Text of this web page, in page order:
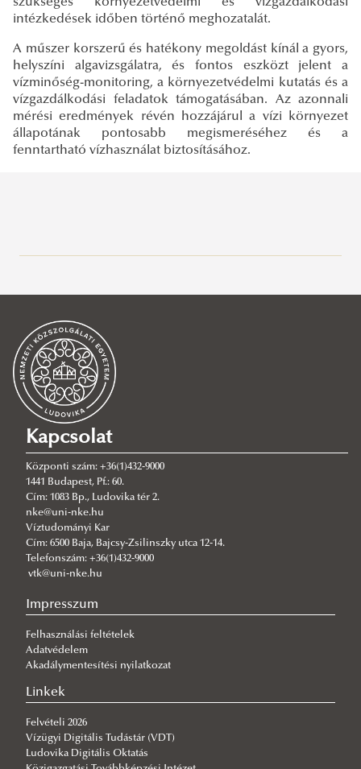
PLANET EXPO 2026
Kutatási területek
Brossúrák
Képzéseink
Kiállított eszközeink
EXO2 multiparaméteres vízminőségmérő szonda
BentoTorch hordozható algamérő műszer
Subtop USV autonóm felszíni drón ADCP
mérőrendszerrel
FIFISH V6 Expert vízalatti drón
EDS® Water Management System
Hullámtéri Kutatóműhely
Kutatási terv és célrendszer
Együttműködési területek
Munkatársak
Országos szakmai konferenciák
Szennyvizek öntözési célú hasznosítása Konferencia
Meghívó
Hullámtéri Konferencia - Vízügyi Ágazati Továbbképzés
Állásfoglalás
Program
Országos Települési Csapadékvíz-gazdálkodási
Konferencia
36. OTDK Műszaki Tudományi Szekció 2023
Szakmai rendezvények
Kutatók Éjszakája 2025
Kutatók Éjszakája 2024
Faculty of Water Sciences
Brochures
szükséges környezetvédelmi és vízgazdálkodási
intézkedések időben történő meghozatalát.
A műszer korszerű és hatékony megoldást kínál a gyors,
helyszíni algavizsgálatra, és fontos eszközt jelent a
vízminőség-monitoring, a környezetvédelmi kutatás és a
vízgazdálkodási feladatok támogatásában. Az azonnali
mérési eredmények révén hozzájárul a vízi környezet
állapotának pontosabb megismeréséhez és a
fenntartható vízhasználat biztosításához.
Kapcsolat
Központi szám: +36(1)432-9000
1441 Budapest, Pf.: 60.
Cím: 1083 Bp., Ludovika tér 2.
nke@uni-nke.hu
Víztudományi Kar
Cím: 6500 Baja, Bajcsy-Zsilinszky utca 12-14.
Telefonszám: +36(1)432-9000
vtk@uni-nke.hu
Impresszum
Felhasználási feltételek
Adatvédelem
Akadálymentesítési nyilatkozat
Linkek
Felvételi 2026
Vízügyi Digitális Tudástár (VDT)
Ludovika Digitális Oktatás